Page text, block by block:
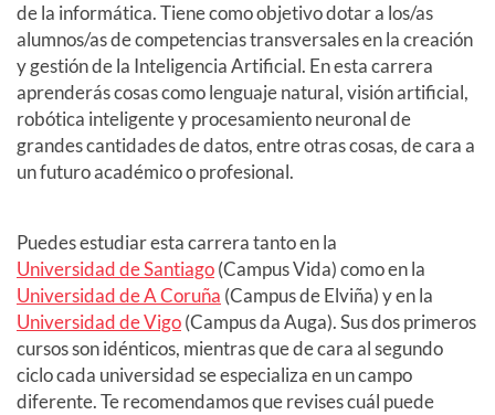
de la informática. Tiene como objetivo dotar a los/as
alumnos/as de competencias transversales en la creación
y gestión de la Inteligencia Artificial. En esta carrera
aprenderás cosas como lenguaje natural, visión artificial,
robótica inteligente y procesamiento neuronal de
grandes cantidades de datos, entre otras cosas, de cara a
un futuro académico o profesional.
Puedes estudiar esta carrera tanto en la
Universidad de Santiago(Campus Vida) como en la
Universidad de A Coruña (Campus de Elviña) y en la
Universidad de Vigo(Campus da Auga). Sus dos primeros
cursos son idénticos, mientras que de cara al segundo
ciclo cada universidad se especializa en un campo
diferente. Te recomendamos que revises cuál puede